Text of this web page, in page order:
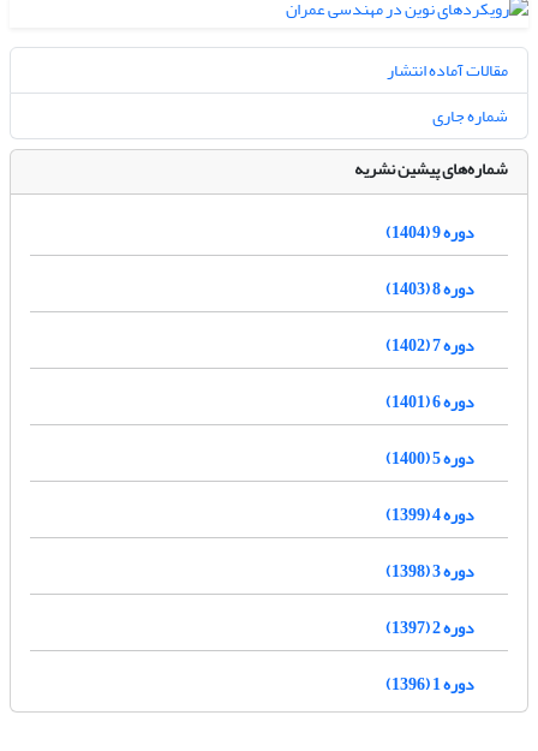
مقالات آماده انتشار
شماره جاری
شماره‌های پیشین نشریه
دوره 9 (1404)
دوره 8 (1403)
دوره 7 (1402)
دوره 6 (1401)
دوره 5 (1400)
دوره 4 (1399)
دوره 3 (1398)
دوره 2 (1397)
دوره 1 (1396)